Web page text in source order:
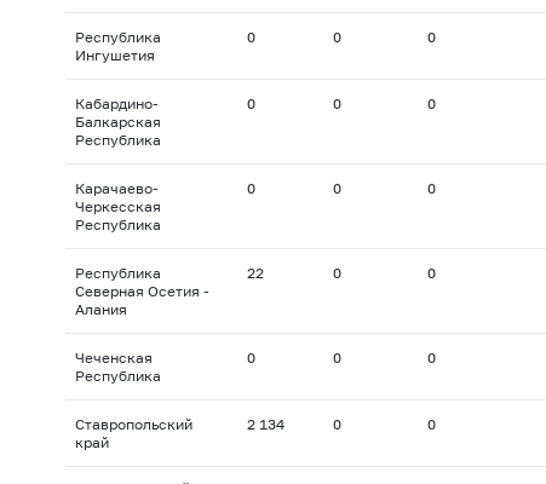
Республика
Ингушетия
0 0 0
Кабардино-
Балкарская
Республика
0 0 0
Карачаево-
Черкесская
Республика
0 0 0
Республика
Северная Осетия -
Алания
22 0 0
Чеченская
Республика
0 0 0
Ставропольский
край
2 134 0 0